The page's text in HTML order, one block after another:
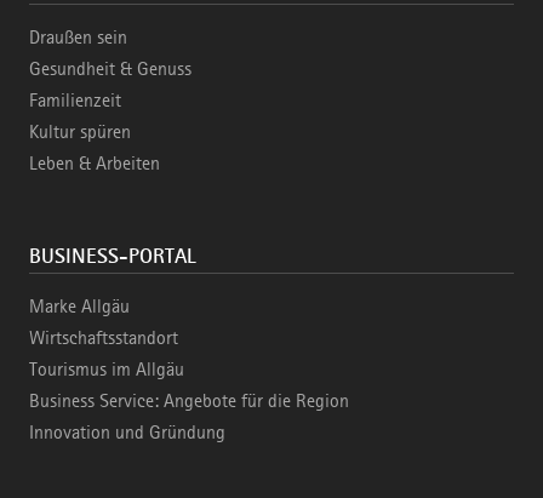
Draußen sein
Gesundheit & Genuss
Familienzeit
Kultur spüren
Leben & Arbeiten
BUSINESS-PORTAL
Marke Allgäu
Wirtschaftsstandort
Tourismus im Allgäu
Business Service: Angebote für die Region
Innovation und Gründung